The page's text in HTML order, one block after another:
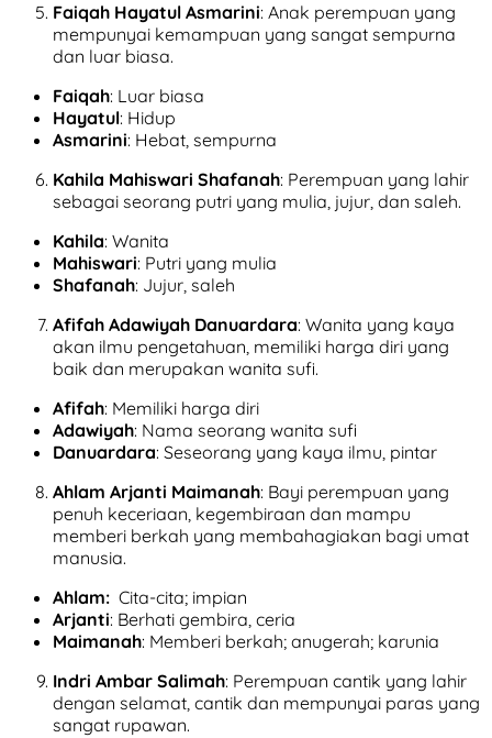
Faiqah Hayatul Asmarini: Anak perempuan yang
mempunyai kemampuan yang sangat sempurna
dan luar biasa.
Faiqah: Luar biasa
Hayatul: Hidup
Asmarini: Hebat, sempurna
Kahila Mahiswari Shafanah: Perempuan yang lahir
sebagai seorang putri yang mulia, jujur, dan saleh.
Kahila: Wanita
Mahiswari: Putri yang mulia
Shafanah: Jujur, saleh
Afifah Adawiyah Danuardara: Wanita yang kaya
akan ilmu pengetahuan, memiliki harga diri yang
baik dan merupakan wanita sufi.
Afifah: Memiliki harga diri
Adawiyah: Nama seorang wanita sufi
Danuardara: Seseorang yang kaya ilmu, pintar
Ahlam Arjanti Maimanah: Bayi perempuan yang
penuh keceriaan, kegembiraan dan mampu
memberi berkah yang membahagiakan bagi umat
manusia.
Ahlam: Cita-cita; impian
Arjanti: Berhati gembira, ceria
Maimanah: Memberi berkah; anugerah; karunia
Indri Ambar Salimah: Perempuan cantik yang lahir
dengan selamat, cantik dan mempunyai paras yang
sangat rupawan.